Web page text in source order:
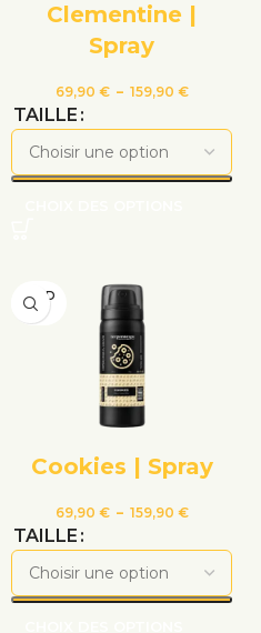
Clementine |
Spray
69,90 € – 159,90 €
TAILLE
VEND
U
Cookies | Spray
69,90 € – 159,90 €
TAILLE